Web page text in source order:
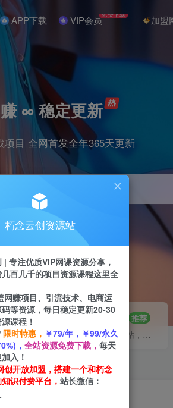
APP下载 VIP会员免费下载 加盟
∞ 稳定更新
项目 全网首发全年365天更新
小红书 挂机 快手
分佣
链接
招募站长 推荐
搭建同款网站，自己当老板
录屏
朽念云创资源站
| 专注优质VIP网课资源分享，
百几千的项目资源课程这里全
网赚项目、引流技术、电商运
等资源，每日稳定更新20-30
课程！
限时特惠， ￥79/年，￥99/永久
， 全站资源免费下载， 每天
入！
创开放加盟，搭建一个和朽念
识付费平台， 站长微信：